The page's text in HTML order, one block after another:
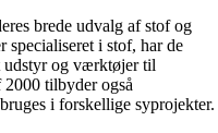
brede udvalg af stof og
i stof, har de
udstyr og værktøjer til
tilbyder også
i forskellige syprojekter.